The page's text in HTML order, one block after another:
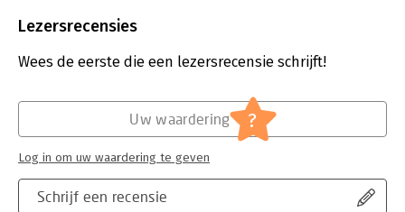
Druk:
Lezersrecensies
Wees de eerste die een lezersrecensie schrijft!
Schrijf een recensie
Uw waardering ?
Log in om uw waardering te geven